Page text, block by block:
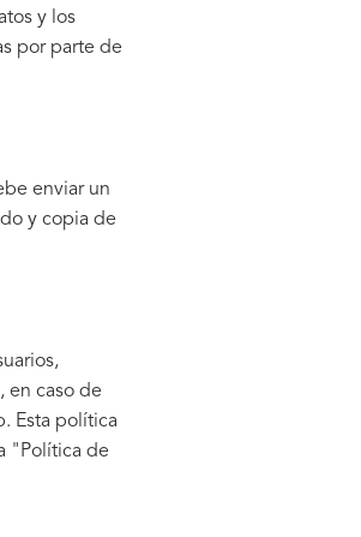
y los
por parte de
enviar un
y copia de
en caso de
Esta política
"Política de